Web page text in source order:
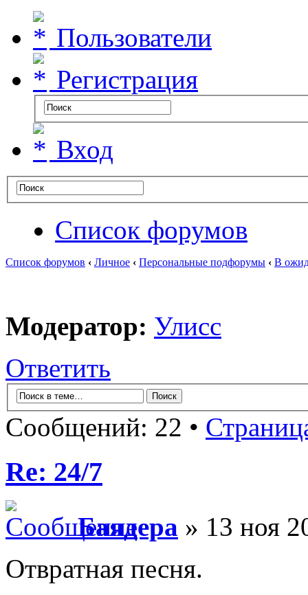
Пользователи
Регистрация
Вход
Список форумов
Список форумов ‹ Личное ‹ Персональные подфорумы ‹ В
Модератор: Улисс
Ответить
Сообщений: 22 •
Re: 24/7
Баядера » 13 ноя
Отвратная песня.